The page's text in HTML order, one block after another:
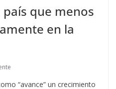
país que menos
en la
“avance” un crecimiento